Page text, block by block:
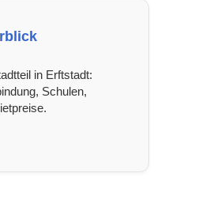
in Erftstadt:
Schulen,